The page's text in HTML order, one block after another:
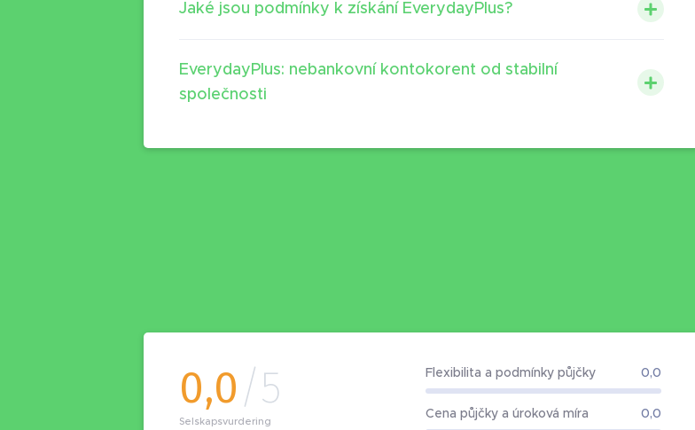
Jaké jsou podmínky k získání EverydayPlus?
EverydayPlus: nebankovní kontokorent od stabilní
společnosti
0,0/5
Selskapsvurdering
Flexibilita a podmínky půjčky 0,0
Cena půjčky a úroková míra 0,0